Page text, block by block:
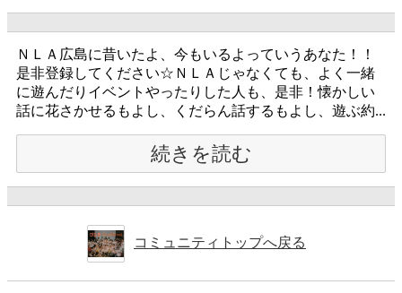
ＮＬＡ広島に昔いたよ、今もいるよっていうあなた！！
是非登録してください☆ＮＬＡじゃなくても、よく一緒
に遊んだりイベントやったりした人も、是非！懐かしい
話に花さかせるもよし、くだらん話するもよし、遊ぶ約...
続きを読む
コミュニティトップへ戻る